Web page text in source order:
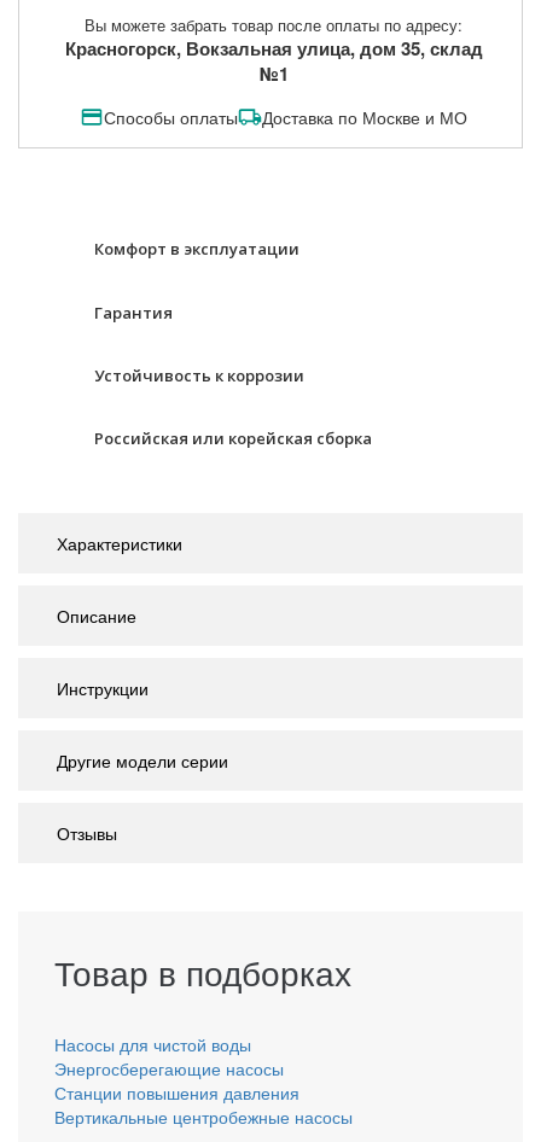
Вы можете забрать товар после оплаты по адресу:
Красногорск, Вокзальная улица, дом 35, склад
№1
Способы оплаты Доставка по Москве и МО
Комфорт в эксплуатации
Гарантия
Устойчивость к коррозии
Российская или корейская сборка
Характеристики
Описание
Инструкции
Другие модели серии
Отзывы
Товар в подборках
Насосы для чистой воды
Энергосберегающие насосы
Станции повышения давления
Вертикальные центробежные насосы